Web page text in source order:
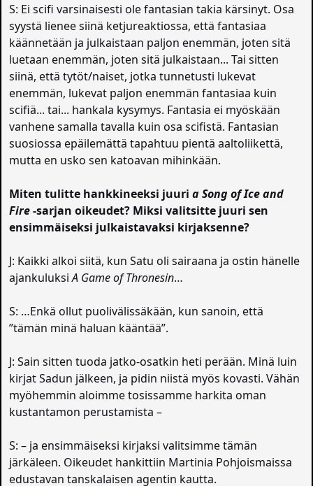
S: Ei scifi varsinaisesti ole fantasian takia kärsinyt. Osa
syystä lienee siinä ketjureaktiossa, että fantasiaa
käännetään ja julkaistaan paljon enemmän, joten sitä
luetaan enemmän, joten sitä julkaistaan... Tai sitten
siinä, että tytöt/naiset, jotka tunnetusti lukevat
enemmän, lukevat paljon enemmän fantasiaa kuin
scifiä... tai... hankala kysymys. Fantasia ei myöskään
vanhene samalla tavalla kuin osa scifistä. Fantasian
suosiossa epäilemättä tapahtuu pientä aaltoliikettä,
mutta en usko sen katoavan mihinkään.
Miten tulitte hankkineeksi juuria Song of Ice and
Fire-sarjan oikeudet? Miksi valitsitte juuri sen
ensimmäiseksi julkaistavaksi kirjaksenne?
J: Kaikki alkoi siitä, kun Satu oli sairaana ja ostin hänelle
ajankuluksiA Game of Thronesin…
S: …Enkä ollut puolivälissäkään, kun sanoin, että
”tämän minä haluan kääntää”.
J: Sain sitten tuoda jatko-osatkin heti perään. Minä luin
kirjat Sadun jälkeen, ja pidin niistä myös kovasti. Vähän
myöhemmin aloimme tosissamme harkita oman
kustantamon perustamista –
S: – ja ensimmäiseksi kirjaksi valitsimme tämän
järkäleen. Oikeudet hankittiin Martinia Pohjoismaissa
edustavan tanskalaisen agentin kautta.